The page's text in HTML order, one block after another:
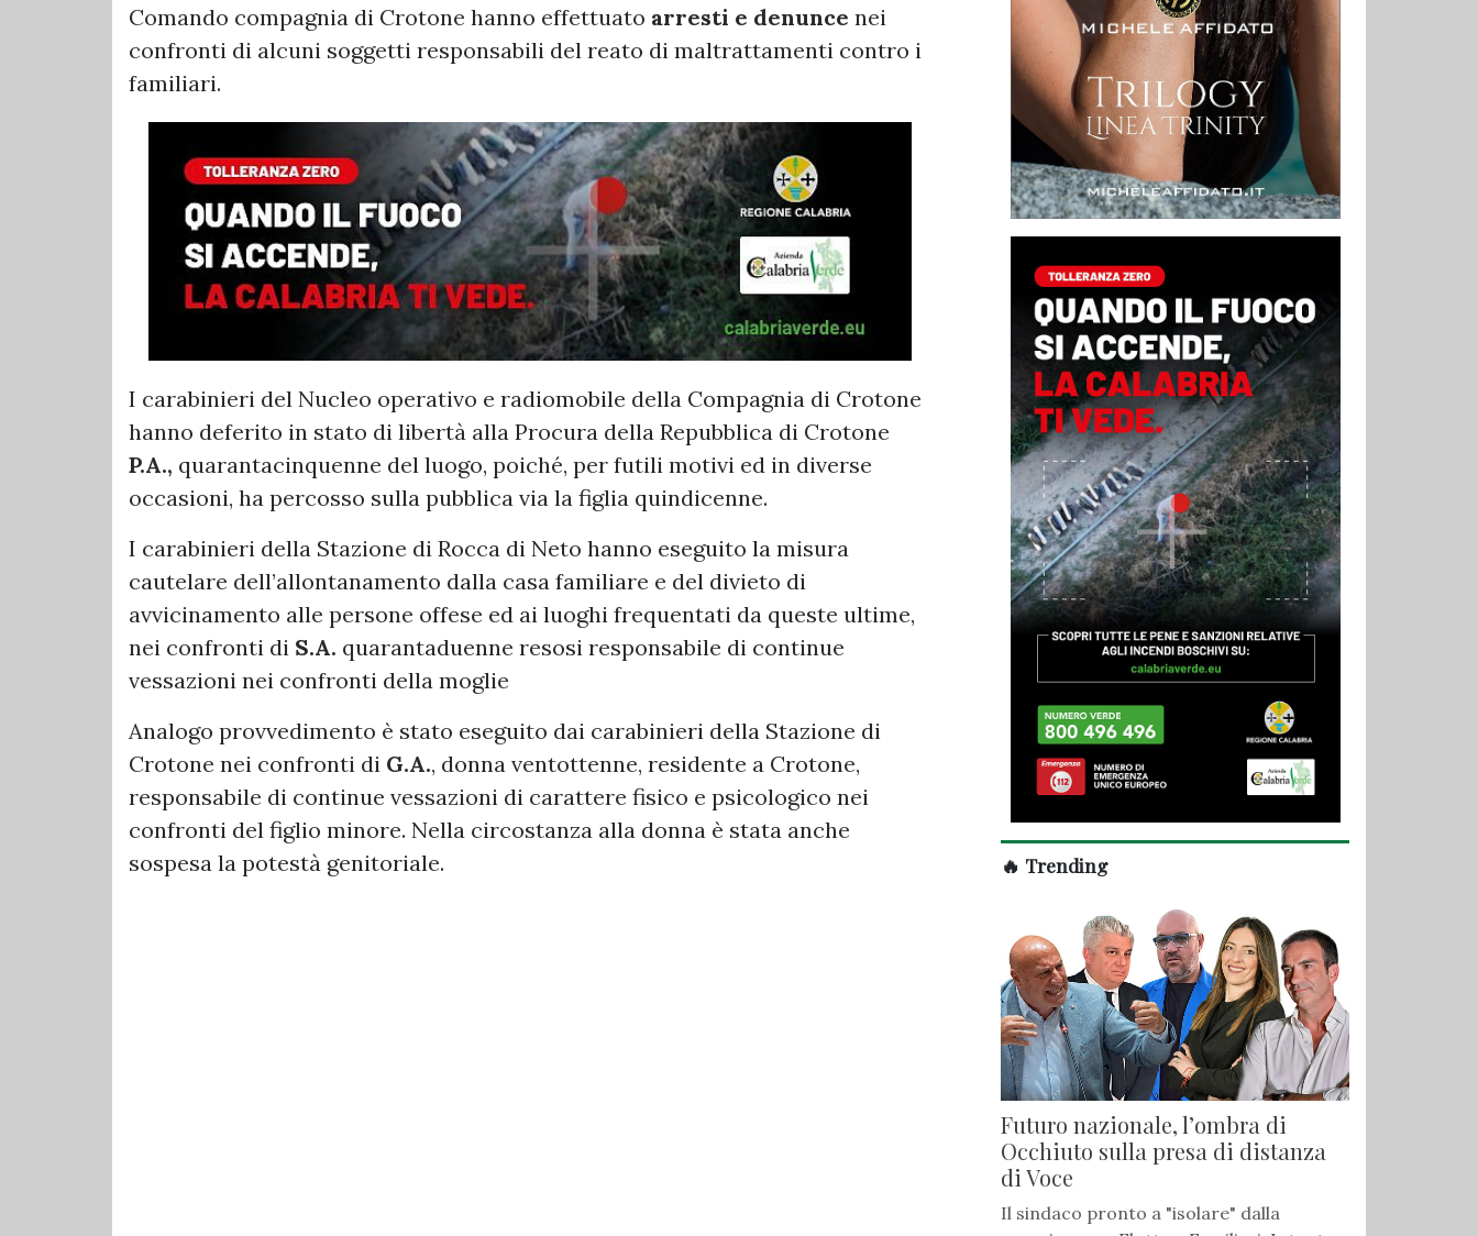
Comando compagnia di Crotone hanno effettuato arresti e denunce nei
confronti di alcuni soggetti responsabili del reato di maltrattamenti contro i
familiari.
I carabinieri del Nucleo operativo e radiomobile della Compagnia di Crotone
hanno deferito in stato di libertà alla Procura della Repubblica di Crotone
P.A., quarantacinquenne del luogo, poiché, per futili motivi ed in diverse
occasioni, ha percosso sulla pubblica via la figlia quindicenne.
I carabinieri della Stazione di Rocca di Neto hanno eseguito la misura
cautelare dell’allontanamento dalla casa familiare e del divieto di
avvicinamento alle persone offese ed ai luoghi frequentati da queste ultime,
nei confronti di S.A. quarantaduenne resosi responsabile di continue
vessazioni nei confronti della moglie
Analogo provvedimento è stato eseguito dai carabinieri della Stazione di
Crotone nei confronti di G.A., donna ventottenne, residente a Crotone,
responsabile di continue vessazioni di carattere fisico e psicologico nei
confronti del figlio minore. Nella circostanza alla donna è stata anche
sospesa la potestà genitoriale.
🔥 Trending
Futuro nazionale, l’ombra di
Occhiuto sulla presa di distanza
di Voce
Il sindaco pronto a "isolare" dalla